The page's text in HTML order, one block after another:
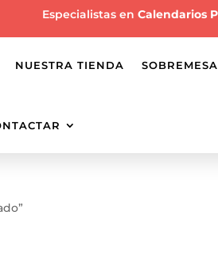
Especialistas enCalendarios
NUESTRA TIENDA